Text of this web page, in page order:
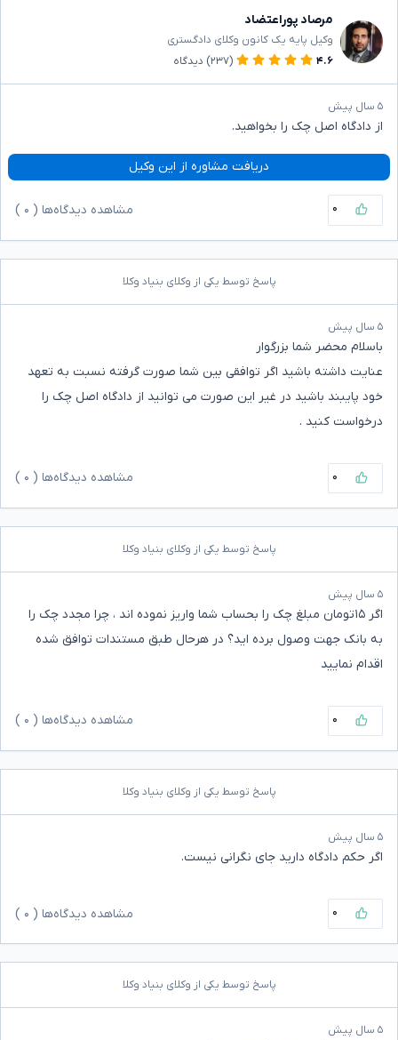
مرصاد پوراعتضاد
وکیل پایه یک کانون وکلای دادگستری
۴.۶
(۲۳۷) دیدگاه
۵ سال پیش
از دادگاه اصل چک را بخواهید.
دریافت مشاوره از این وکیل
۰ مشاهده دیدگاه‌ها ( ۰
پاسخ توسط یکی از وکلای بنیاد وکلا
۵ سال پیش
باسلام محضر شما بزرگوار
عنایت داشته باشید اگر توافقی بین شما صورت گرفته نسبت به تعهد
خود پایبند باشید در غیر این صورت می توانید از دادگاه اصل چک را
درخواست کنید .
۰ مشاهده دیدگاه‌ها ( ۰
پاسخ توسط یکی از وکلای بنیاد وکلا
۵ سال پیش
اگر ۱۵تومان مبلغ چک را بحساب شما واریز نموده اند ، چرا مجدد چک را
به بانک جهت وصول برده اید؟ در هرحال طبق مستندات توافق شده
اقدام نمایید
۰ مشاهده دیدگاه‌ها ( ۰
پاسخ توسط یکی از وکلای بنیاد وکلا
۵ سال پیش
اگر حکم دادگاه دارید جای نگرانی نیست.
۰ مشاهده دیدگاه‌ها ( ۰
پاسخ توسط یکی از وکلای بنیاد وکلا
۵ سال پیش